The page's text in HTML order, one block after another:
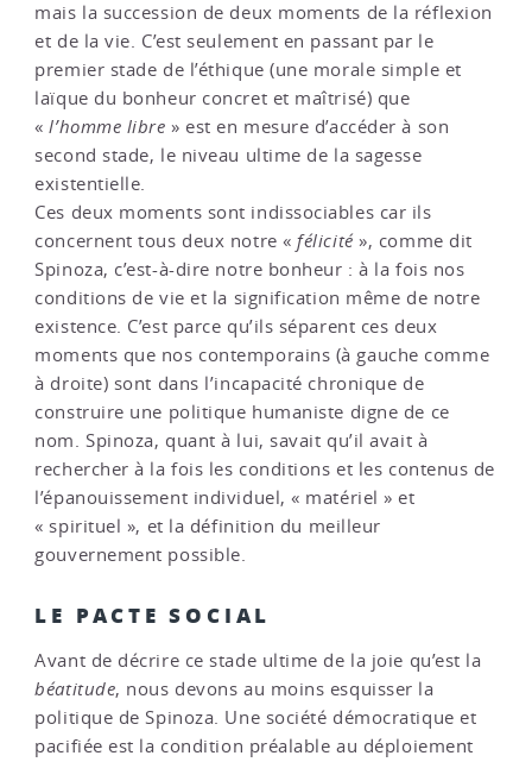
mais la succession de deux moments de la réflexion
et de la vie. C’est seulement en passant par le
premier stade de l’éthique (une morale simple et
laïque du bonheur concret et maîtrisé) que
«l’homme libre » est en mesure d’accéder à son
second stade, le niveau ultime de la sagesse
existentielle.
Ces deux moments sont indissociables car ils
concernent tous deux notre «félicité», comme dit
Spinoza, c’est-à-dire notre bonheur : à la fois nos
conditions de vie et la signification même de notre
existence. C’est parce qu’ils séparent ces deux
moments que nos contemporains (à gauche comme
à droite) sont dans l’incapacité chronique de
construire une politique humaniste digne de ce
nom. Spinoza, quant à lui, savait qu’il avait à
rechercher à la fois les conditions et les contenus de
l’épanouissement individuel, « matériel » et
« spirituel », et la définition du meilleur
gouvernement possible.
LE PACTE SOCIAL
Avant de décrire ce stade ultime de la joie qu’est la
béatitude, nous devons au moins esquisser la
politique de Spinoza. Une société démocratique et
pacifiée est la condition préalable au déploiement